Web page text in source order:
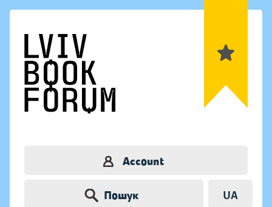
Account
Пошук UA